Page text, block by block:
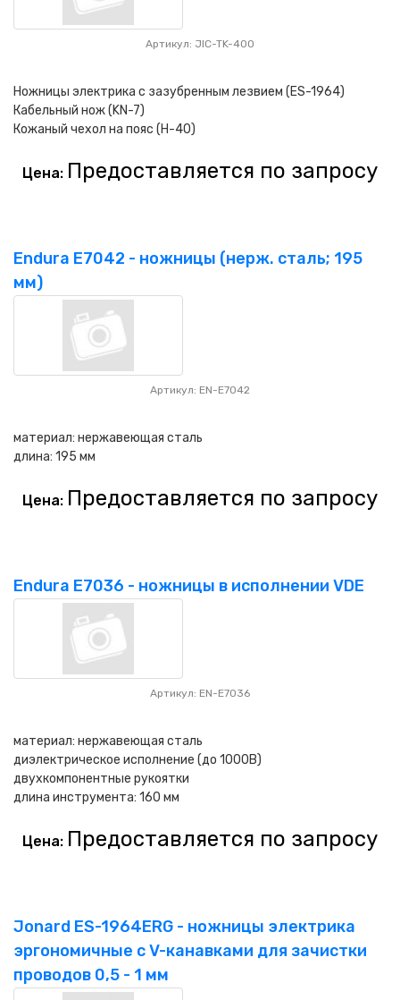
Артикул: JIC-TK-400
Ножницы электрика с зазубренным лезвием (ES-1964)
Кабельный нож (KN-7)
Кожаный чехол на пояс (H-40)
Цена: Предоставляется по запросу
Endura E7042 - ножницы (нерж. сталь; 195
мм)
Артикул: EN-E7042
материал: нержавеющая сталь
длина: 195 мм
Цена: Предоставляется по запросу
Endura E7036 - ножницы в исполнении VDE
Артикул: EN-E7036
материал: нержавеющая сталь
диэлектрическое исполнение (до 1000В)
двухкомпонентные рукоятки
длина инструмента: 160 мм
Цена: Предоставляется по запросу
Jonard ES-1964ERG - ножницы электрика
эргономичные с V-канавками для зачистки
проводов 0,5 - 1 мм